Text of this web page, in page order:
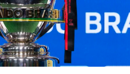
dos agentes federais à sua sede
durante a manhã de quarta-
que a operação não tem
ou com o futebol